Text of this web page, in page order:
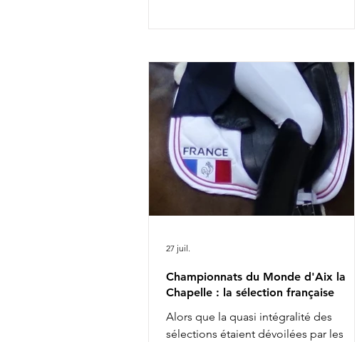
Bien qu'elle ait fait partie des pré-
sélectionnés britanniques pour les
Championnats du Monde d'Aix la
Chapelle avec Braveheart, Charlotte
Dujardin ne retrouvera pas cette année
l'équipe anglaise chez les senio
Championnats du Monde d'Aix la
Chapelle : la sélection française
Alors que la quasi intégralité des
sélections étaient dévoilées par les
27 juil.